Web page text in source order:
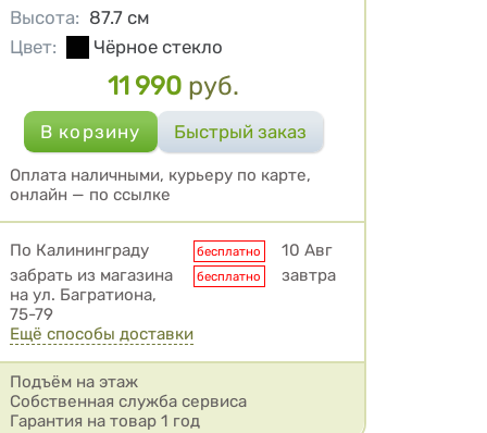
Высота: 87.7 см
Цвет:
Чёрное стекло
Цена
11 990 руб.
Оплата наличными, курьеру по карте,
онлайн — по ссылке
Условия доставки
По Калининграду бесплатно
10 Авг
забрать из магазина
на ул. Багратиона,
75-79
бесплатно завтра
Ещё способы доставки
Подъём на этаж
Собственная служба сервиса
Гарантия на товар 1 год